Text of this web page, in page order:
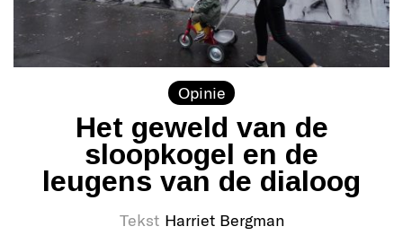
Opinie
Het geweld van de
sloopkogel en de
leugens van de dialoog
Tekst Harriet Bergman